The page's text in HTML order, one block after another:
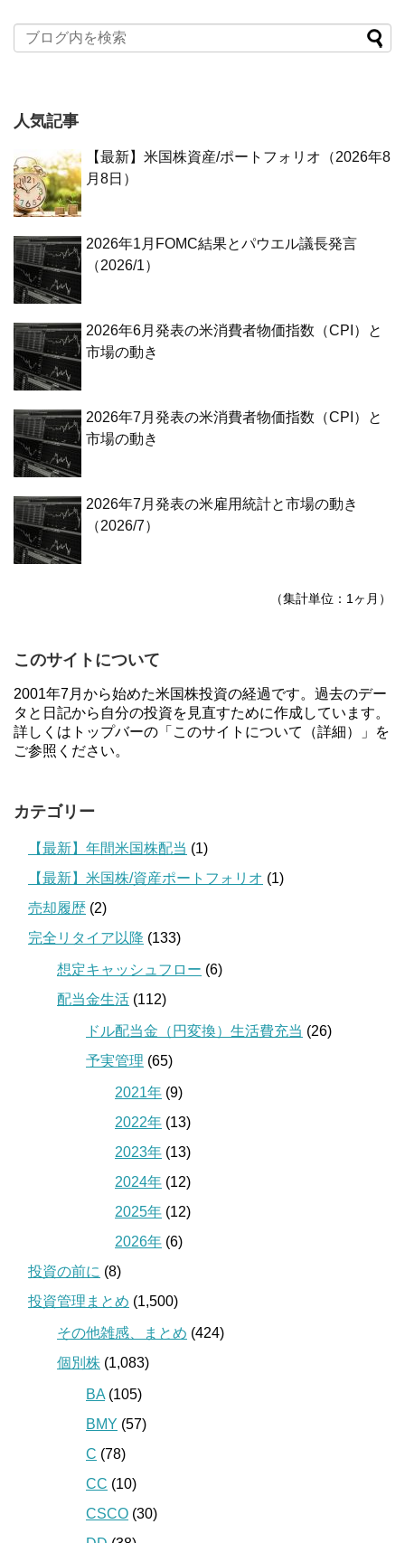
人気記事
【最新】米国株資産/ポートフォリオ（2026年8
月8日）
2026年1月FOMC結果とパウエル議長発言
（2026/1）
2026年6月発表の米消費者物価指数（CPI）と
市場の動き
2026年7月発表の米消費者物価指数（CPI）と
市場の動き
2026年7月発表の米雇用統計と市場の動き
（2026/7）
（集計単位：1ヶ月）
このサイトについて
2001年7月から始めた米国株投資の経過です。過去のデー
タと日記から自分の投資を見直すために作成しています。
詳しくはトップバーの「このサイトについて（詳細）」を
ご参照ください。
カテゴリー
【最新】年間米国株配当 (1)
【最新】米国株/資産ポートフォリオ (1)
売却履歴 (2)
完全リタイア以降 (133)
想定キャッシュフロー (6)
配当金生活 (112)
ドル配当金（円変換）生活費充当 (26)
予実管理 (65)
2021年 (9)
2022年 (13)
2023年 (13)
2024年 (12)
2025年 (12)
2026年 (6)
投資の前に (8)
投資管理まとめ (1,500)
その他雑感、まとめ (424)
個別株 (1,083)
BA (105)
BMY (57)
C (78)
CC (10)
CSCO (30)